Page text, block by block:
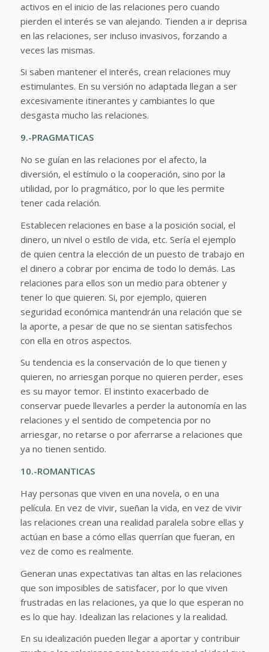
activos en el inicio de las relaciones pero cuando
pierden el interés se van alejando. Tienden a ir deprisa
en las relaciones, ser incluso invasivos, forzando a
veces las mismas.
Si saben mantener el interés, crean relaciones muy
estimulantes. En su versión no adaptada llegan a ser
excesivamente itinerantes y cambiantes lo que
desgasta mucho las relaciones.
9.-PRAGMATICAS
No se guían en las relaciones por el afecto, la
diversión, el estímulo o la cooperación, sino por la
utilidad, por lo pragmático, por lo que les permite
tener cada relación.
Establecen relaciones en base a la posición social, el
dinero, un nivel o estilo de vida, etc. Sería el ejemplo
de quien centra la elección de un puesto de trabajo en
el dinero a cobrar por encima de todo lo demás. Las
relaciones para ellos son un medio para obtener y
tener lo que quieren. Si, por ejemplo, quieren
seguridad económica mantendrán una relación que se
la aporte, a pesar de que no se sientan satisfechos
con ella en otros aspectos.
Su tendencia es la conservación de lo que tienen y
quieren, no arriesgan porque no quieren perder, eses
es su mayor temor. El instinto exacerbado de
conservar puede llevarles a perder la autonomía en las
relaciones y el sentido de competencia por no
arriesgar, no retarse o por aferrarse a relaciones que
ya no tienen sentido.
10.-ROMANTICAS
Hay personas que viven en una novela, o en una
película. En vez de vivir, sueñan la vida, en vez de vivir
las relaciones crean una realidad paralela sobre ellas y
actúan en base a cómo ellas querrían que fueran, en
vez de como es realmente.
Generan unas expectativas tan altas en las relaciones
que son imposibles de satisfacer, por lo que viven
frustradas en las relaciones, ya que lo que esperan no
es lo que hay. Idealizan las relaciones y la realidad.
En su idealización pueden llegar a aportar y contribuir